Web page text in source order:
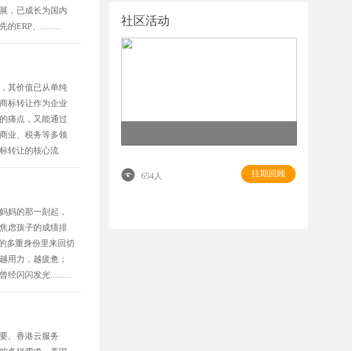
，已成长为国内
的ERP、.........
其价值已从单纯
标转让作为企业
痛点，又能通过
业、税务等多领
转让的核心流
妈的那一刻起，
虑孩子的成绩排
多重身份里来回切
用力，越疲惫；
经闪闪发光.........
。香港云服务
社区活动
654人 往期回顾